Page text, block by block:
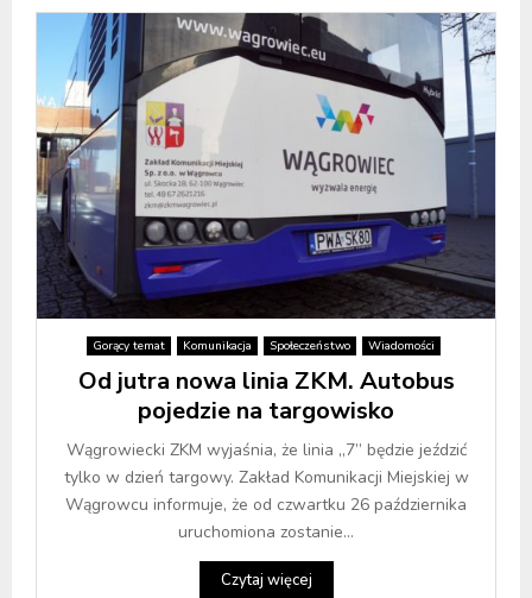
Gorący temat Komunikacja Społeczeństwo Wiadomości
Od jutra nowa linia ZKM. Autobus
pojedzie na targowisko
Wągrowiecki ZKM wyjaśnia, że linia „7” będzie jeździć
tylko w dzień targowy. Zakład Komunikacji Miejskiej w
Wągrowcu informuje, że od czwartku 26 października
uruchomiona zostanie...
Czytaj więcej